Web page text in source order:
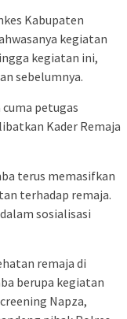
Kabupaten
kegiatan
kegiatan ini,
sebelumnya.
petugas
Kader Remaja
terus memasifkan
terhadap remaja.
sosialisasi
remaja di
berupa kegiatan
Napza,